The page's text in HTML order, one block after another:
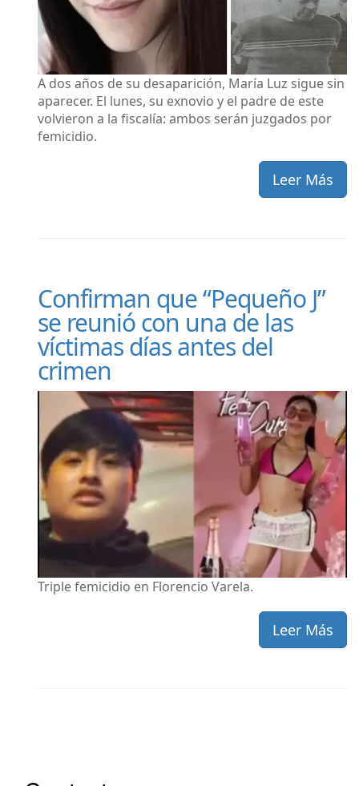
A dos años de su desaparición, María Luz sigue sin
aparecer. El lunes, su exnovio y el padre de este
volvieron a la fiscalía: ambos serán juzgados por
femicidio.
Leer Más
Confirman que “Pequeño J”
se reunió con una de las
víctimas días antes del
crimen
Triple femicidio en Florencio Varela.
Leer Más